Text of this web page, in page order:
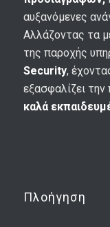
αυξανόμενες
Αλλάζοντας τα
της παροχής
Security,
εξασφαλίζει
καλά
Πλοήγηση